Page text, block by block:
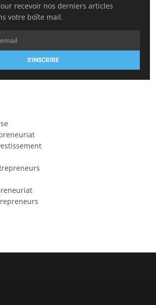
recevoir nos derniers articles
votre boîte mail.
S'INSCRIRE